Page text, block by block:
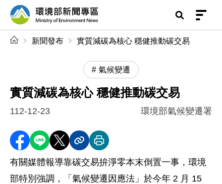
前往中央內容區塊
環境部新聞專區
新聞發布 實質減碳為核心 穩健推動碳交易
氣候變遷
實質減碳為核心 穩健推動碳交易
112-12-23 環境部氣候變遷署
分享至 Facebook
分享到 LINE
分享到 X分享內容連結
列印本頁
有關媒體報導靠碳交易拚淨零本末倒置一事，環境
部特別強調，「氣候變遷因應法」於今年 2 月 15